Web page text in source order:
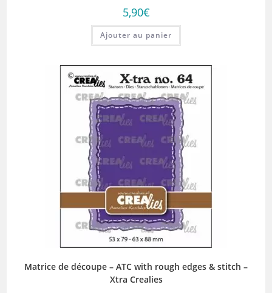
5,90€
Ajouter au panier
Matrice de découpe – ATC with rough edges & stitch –
Xtra Crealies